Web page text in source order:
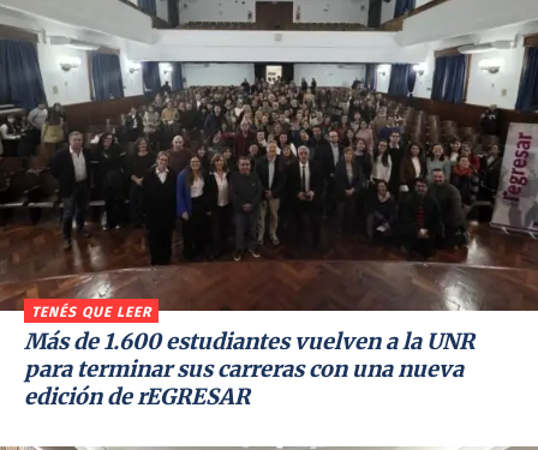
TENÉS QUE LEER
Más de 1.600 estudiantes vuelven a la UNR
para terminar sus carreras con una nueva
edición de rEGRESAR